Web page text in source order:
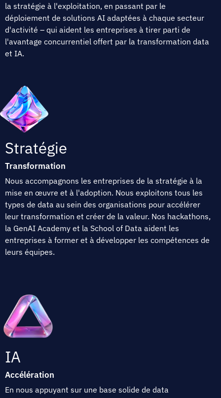
la stratégie à l'exploitation, en passant par le
déploiement de solutions AI adaptées à chaque secteur
d'activité – qui aident les entreprises à tirer parti de
l'avantage concurrentiel offert par la transformation data
et IA.
Stratégie
Transformation
Nous accompagnons les entreprises de la stratégie à la
mise en œuvre et à l'adoption. Nous exploitons tous les
types de data au sein des organisations pour accélérer
leur transformation et créer de la valeur. Nos hackathons,
la GenAI Academy et la School of Data aident les
entreprises à former et à développer les compétences de
leurs équipes.
IA
Accélération
En nous appuyant sur une base solide de data